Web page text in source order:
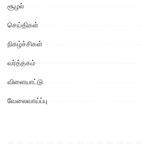
சூழல்
செய்திகள்
நிகழ்ச்சிகள்
வர்த்தகம்
விளையாட்டு
வேலைவாய்ப்பு